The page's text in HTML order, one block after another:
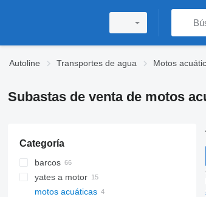
Autoline Transportes de agua Motos
Subastas de venta de motos
Categoría
barcos
yates a motor
motos acuáticas